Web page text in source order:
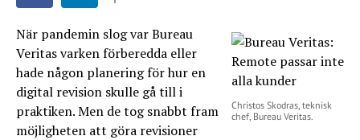
Christos Skodras, teknisk
chef, Bureau Veritas.
När pandemin slog var Bureau
Veritas varken förberedda eller
hade någon planering för hur en
digital revision skulle gå till i
praktiken. Men de tog snabbt fram
möjligheten att göra revisioner